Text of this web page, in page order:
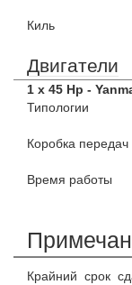
Киль
Двигатели
1 x 45 Hp -
Типологии
Коробка передач
Время работы
Крайний срок